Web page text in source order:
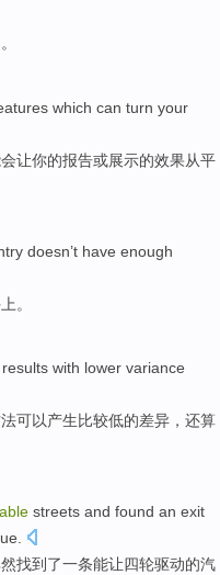
。
which can turn your
会让你的报告或展示的效果从平
doesn’t have enough
。
results with lower variance
可以产生比较低的差异 ，还算
streets and found an exit
找到 了一条能让四轮驱动的汽